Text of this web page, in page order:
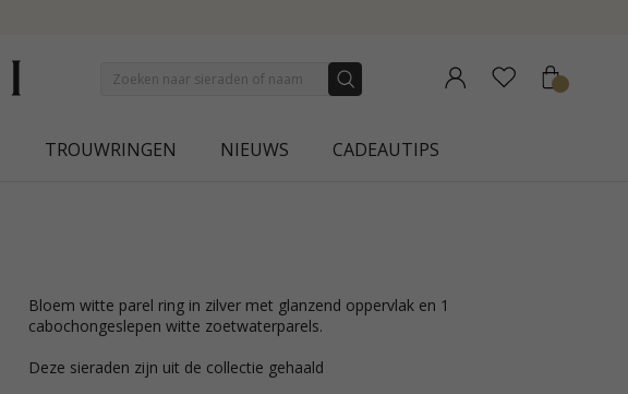
TROUWRINGEN NIEUWS CADEAUTIPS
bloem witte parel ring in zilver met glanzend oppervlak en 1
cabochongeslepen witte zoetwaterparels.
Deze sieraden zijn uit de collectie gehaald